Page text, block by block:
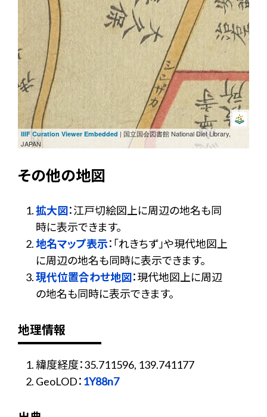
IIIF Curation Viewer Embedded | 国立国会図書館 National Diet Library,
JAPAN
その他の地図
拡大図：江戸切絵図上に周辺の地名も同
時に表示できます。
地名マップ表示：「れきちず」や現代地図上
に周辺の地名も同時に表示できます。
現代位置合わせ地図：現代地図上に周辺
の地名も同時に表示できます。
地理情報
緯度経度：35.711596, 139.741177
GeoLOD： 1Y88n7